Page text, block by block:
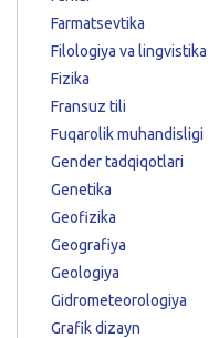
Farmatsevtika
Filologiya va lingvistika
Fizika
Fransuz tili
Fuqarolik muhandisligi
Gender tadqiqotlari
Genetika
Geofizika
Geografiya
Geologiya
Gidrometeorologiya
Grafik dizayn